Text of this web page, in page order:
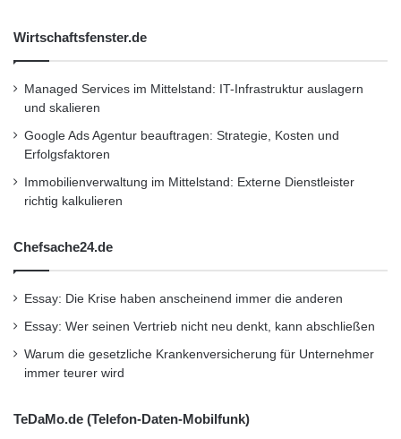
Wirtschaftsfenster.de
Managed Services im Mittelstand: IT-Infrastruktur auslagern
und skalieren
Google Ads Agentur beauftragen: Strategie, Kosten und
Erfolgsfaktoren
Immobilienverwaltung im Mittelstand: Externe Dienstleister
richtig kalkulieren
Chefsache24.de
Essay: Die Krise haben anscheinend immer die anderen
Essay: Wer seinen Vertrieb nicht neu denkt, kann abschließen
Warum die gesetzliche Krankenversicherung für Unternehmer
immer teurer wird
TeDaMo.de (Telefon-Daten-Mobilfunk)